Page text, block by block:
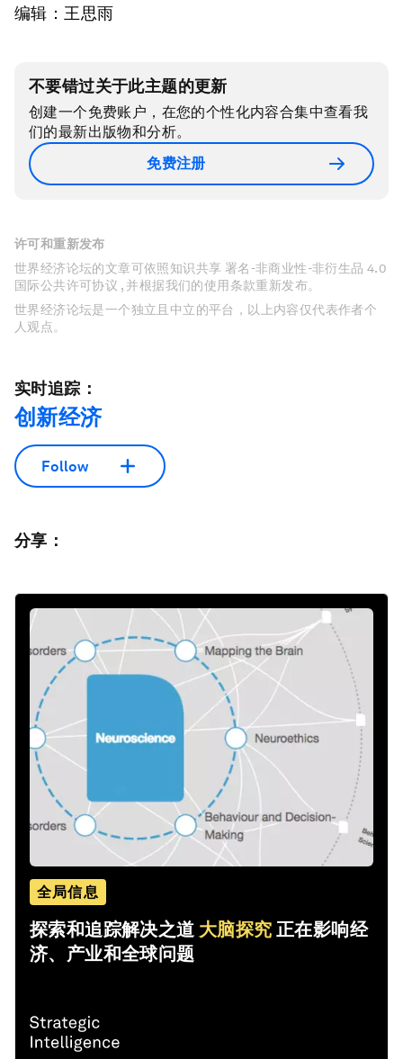
编辑：王思雨
不要错过关于此主题的更新
创建一个免费账户，在您的个性化内容合集中查看我
们的最新出版物和分析。
免费注册
许可和重新发布
世界经济论坛的文章可依照知识共享 署名-非商业性-非衍生品 4.0
国际公共许可协议 , 并根据我们的使用条款重新发布。
世界经济论坛是一个独立且中立的平台，以上内容仅代表作者个
人观点。
实时追踪：
创新经济
Follow
分享：
全局信息
探索和追踪解决之道 大脑探究 正在影响经
济、产业和全球问题